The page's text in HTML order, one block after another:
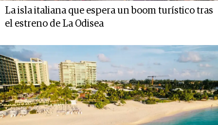
La isla italiana que espera un boom turístico tras
el estreno de La Odisea